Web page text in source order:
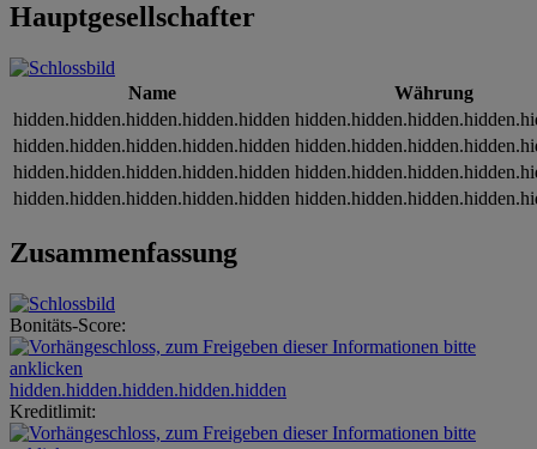
Hauptgesellschafter
Name
Währung
hidden.hidden.hidden.hidden.hidden
hidden.hidden.hidden.hidden.hidden
hidden.hidden.hidden.hidden.hidden
hidden.hidden.hidden.hidden.hidden
Zusammenfassung
Bonitäts-Score:
hidden.hidden.hidden.hidden.hidden
Kreditlimit: